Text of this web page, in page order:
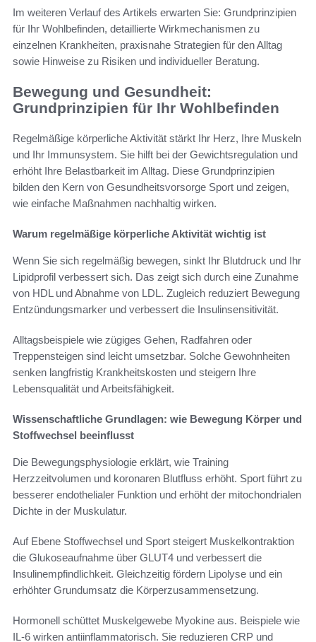
Im weiteren Verlauf des Artikels erwarten Sie: Grundprinzipien
für Ihr Wohlbefinden, detaillierte Wirkmechanismen zu
einzelnen Krankheiten, praxisnahe Strategien für den Alltag
sowie Hinweise zu Risiken und individueller Beratung.
Bewegung und Gesundheit:
Grundprinzipien für Ihr Wohlbefinden
Regelmäßige körperliche Aktivität stärkt Ihr Herz, Ihre Muskeln
und Ihr Immunsystem. Sie hilft bei der Gewichtsregulation und
erhöht Ihre Belastbarkeit im Alltag. Diese Grundprinzipien
bilden den Kern von Gesundheitsvorsorge Sport und zeigen,
wie einfache Maßnahmen nachhaltig wirken.
Warum regelmäßige körperliche Aktivität wichtig ist
Wenn Sie sich regelmäßig bewegen, sinkt Ihr Blutdruck und Ihr
Lipidprofil verbessert sich. Das zeigt sich durch eine Zunahme
von HDL und Abnahme von LDL. Zugleich reduziert Bewegung
Entzündungsmarker und verbessert die Insulinsensitivität.
Alltagsbeispiele wie zügiges Gehen, Radfahren oder
Treppensteigen sind leicht umsetzbar. Solche Gewohnheiten
senken langfristig Krankheitskosten und steigern Ihre
Lebensqualität und Arbeitsfähigkeit.
Wissenschaftliche Grundlagen: wie Bewegung Körper und
Stoffwechsel beeinflusst
Die Bewegungsphysiologie erklärt, wie Training
Herzzeitvolumen und koronaren Blutfluss erhöht. Sport führt zu
besserer endothelialer Funktion und erhöht der mitochondrialen
Dichte in der Muskulatur.
Auf Ebene Stoffwechsel und Sport steigert Muskelkontraktion
die Glukoseaufnahme über GLUT4 und verbessert die
Insulinempfindlichkeit. Gleichzeitig fördern Lipolyse und ein
erhöhter Grundumsatz die Körperzusammensetzung.
Hormonell schüttet Muskelgewebe Myokine aus. Beispiele wie
IL-6 wirken antiinflammatorisch. Sie reduzieren CRP und